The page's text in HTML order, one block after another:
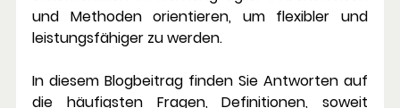
und Methoden orientieren, um flexibler und
leistungsfähiger zu werden.
In diesem Blogbeitrag finden Sie Antworten auf
die häufigsten Fragen, Definitionen, soweit